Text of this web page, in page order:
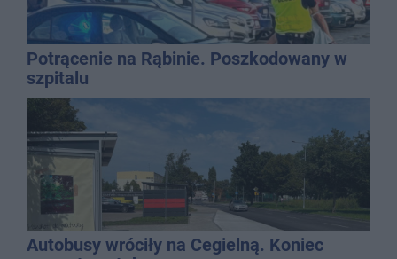
Potrącenie na Rąbinie. Poszkodowany w
szpitalu
Autobusy wróciły na Cegielną. Koniec